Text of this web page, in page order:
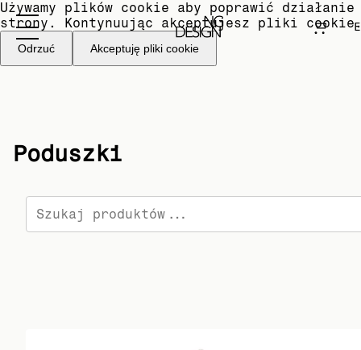
Używamy plików cookie aby poprawić działanie
strony. Kontynuując akceptujesz pliki
Odrzuć Akceptuję pliki cookie
Poduszki